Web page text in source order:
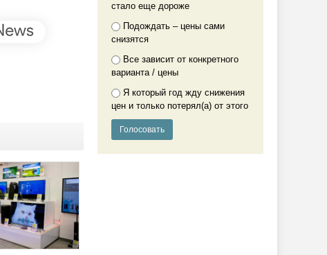
стало еще дороже
Подождать – цены сами
снизятся
Все зависит от конкретного
варианта / цены
Я который год жду снижения
цен и только потерял(а) от этого